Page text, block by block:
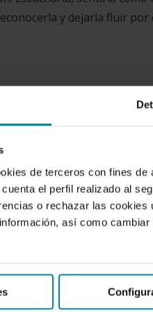
de terceros con fines
el perfil realizado al
o rechazar las cookies
así como
y dejarla fluir por
un aspecto de la
la mente en blanco. Es
los ejercicios de
of Internal Medicine reveló
como la depresión o la